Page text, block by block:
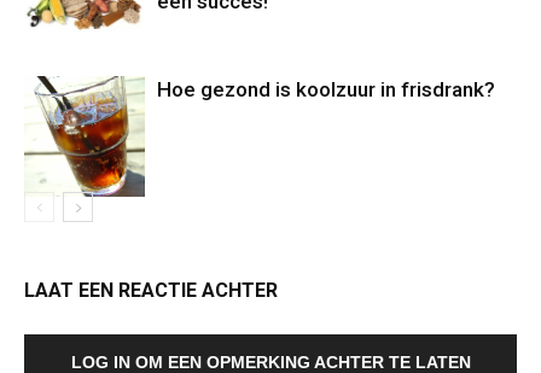
Hoe gezond is koolzuur in frisdrank?
LAAT EEN REACTIE ACHTER
LOG IN OM EEN OPMERKING ACHTER TE LATEN